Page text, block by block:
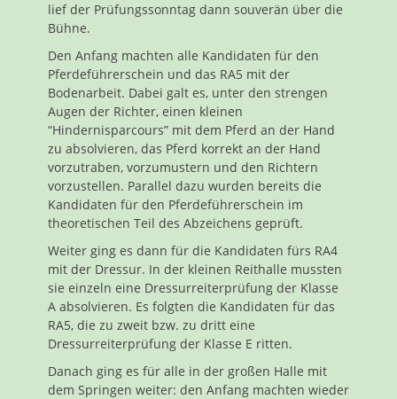
lief der Prüfungssonntag dann souverän über die
Bühne.
Den Anfang machten alle Kandidaten für den
Pferdeführerschein und das RA5 mit der
Bodenarbeit. Dabei galt es, unter den strengen
Augen der Richter, einen kleinen
“Hindernisparcours” mit dem Pferd an der Hand
zu absolvieren, das Pferd korrekt an der Hand
vorzutraben, vorzumustern und den Richtern
vorzustellen. Parallel dazu wurden bereits die
Kandidaten für den Pferdeführerschein im
theoretischen Teil des Abzeichens geprüft.
Weiter ging es dann für die Kandidaten fürs RA4
mit der Dressur. In der kleinen Reithalle mussten
sie einzeln eine Dressurreiterprüfung der Klasse
A absolvieren. Es folgten die Kandidaten für das
RA5, die zu zweit bzw. zu dritt eine
Dressurreiterprüfung der Klasse E ritten.
Danach ging es für alle in der großen Halle mit
dem Springen weiter: den Anfang machten wieder